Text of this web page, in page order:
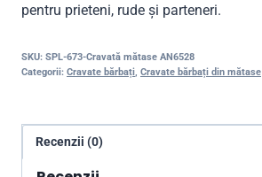
pentru prieteni, rude și parteneri.
SKU: SPL-673-Cravată mătase AN6528
Categorii: Cravate bărbați, Cravate bărbați din mătase
Recenzii (0)